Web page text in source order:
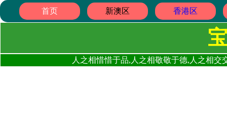
首页 新澳区 香港区
人之相惜惜于品,人之相敬敬于德,人之相